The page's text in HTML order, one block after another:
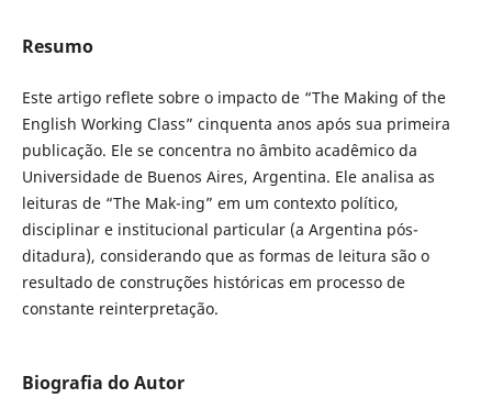
Resumo
Este artigo reflete sobre o impacto de “The Making of the
English Working Class” cinquenta anos após sua primeira
publicação. Ele se concentra no âmbito acadêmico da
Universidade de Buenos Aires, Argentina. Ele analisa as
leituras de “The Mak-ing” em um contexto político,
disciplinar e institucional particular (a Argentina pós-
ditadura), considerando que as formas de leitura são o
resultado de construções históricas em processo de
constante reinterpretação.
Biografia do Autor